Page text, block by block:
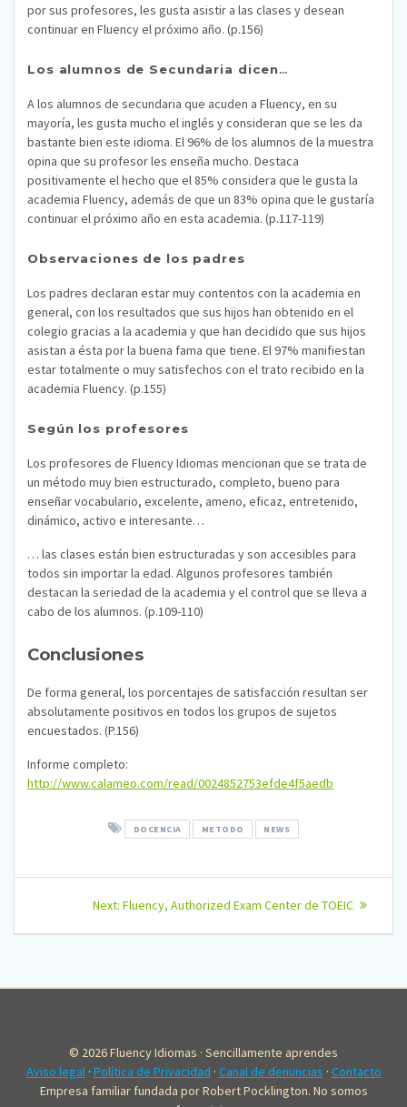
por sus profesores, les gusta asistir a las clases y desean
continuar en Fluency el próximo año. (p.156)
Los alumnos de Secundaria dicen…
A los alumnos de secundaria que acuden a Fluency, en su
mayoría, les gusta mucho el inglés y consideran que se les da
bastante bien este idioma. El 96% de los alumnos de la muestra
opina que su profesor les enseña mucho. Destaca
positivamente el hecho que el 85% considera que le gusta la
academia Fluency, además de que un 83% opina que le gustaría
continuar el próximo año en esta academia. (p.117-119)
Observaciones de los padres
Los padres declaran estar muy contentos con la academia en
general, con los resultados que sus hijos han obtenido en el
colegio gracias a la academia y que han decidido que sus hijos
asistan a ésta por la buena fama que tiene. El 97% manifiestan
estar totalmente o muy satisfechos con el trato recibido en la
academia Fluency. (p.155)
Según los profesores
Los profesores de Fluency Idiomas mencionan que se trata de
un método muy bien estructurado, completo, bueno para
enseñar vocabulario, excelente, ameno, eficaz, entretenido,
dinámico, activo e interesante…
… las clases están bien estructuradas y son accesibles para
todos sin importar la edad. Algunos profesores también
destacan la seriedad de la academia y el control que se lleva a
cabo de los alumnos. (p.109-110)
Conclusiones
De forma general, los porcentajes de satisfacción resultan ser
absolutamente positivos en todos los grupos de sujetos
encuestados. (P.156)
Informe completo:
http://www.calameo.com/read/0024852753efde4f5aedb
DOCENCIA METODO NEWS
Navegación
de
Next: Next
Fluency, Authorized Exam Center de TOEIC
© 2026 Fluency Idiomas · Sencillamente aprendes
Aviso legal· Política de Privacidad · Canal de denuncias · Contacto
Empresa familiar fundada por Robert Pocklington. No somos